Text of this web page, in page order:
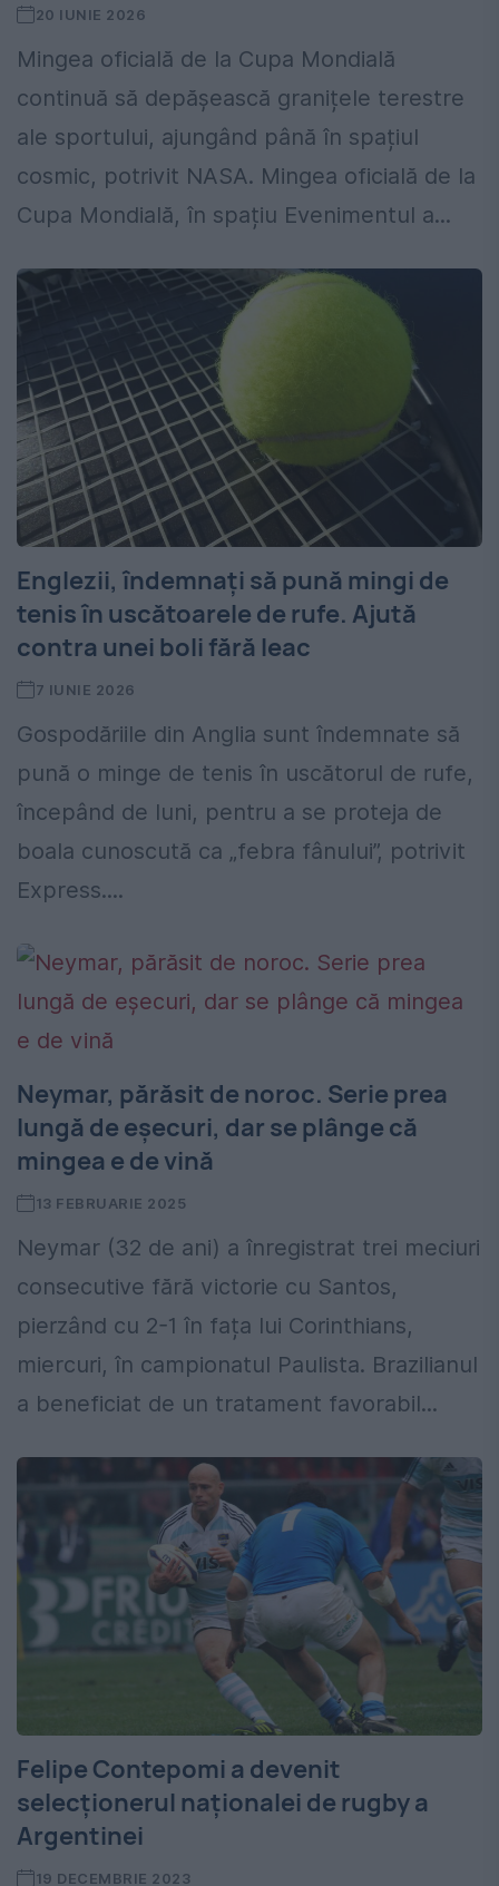
20 IUNIE 2026
Mingea oficială de la Cupa Mondială
continuă să depășească granițele terestre
ale sportului, ajungând până în spațiul
cosmic, potrivit NASA. Mingea oficială de la
Cupa Mondială, în spațiu Evenimentul a...
Englezii, îndemnați să pună mingi de
tenis în uscătoarele de rufe. Ajută
contra unei boli fără leac
7 IUNIE 2026
Gospodăriile din Anglia sunt îndemnate să
pună o minge de tenis în uscătorul de rufe,
începând de luni, pentru a se proteja de
boala cunoscută ca „febra fânului”, potrivit
Express....
Neymar, părăsit de noroc. Serie prea
lungă de eșecuri, dar se plânge că
mingea e de vină
13 FEBRUARIE 2025
Neymar (32 de ani) a înregistrat trei meciuri
consecutive fără victorie cu Santos,
pierzând cu 2-1 în fața lui Corinthians,
miercuri, în campionatul Paulista. Brazilianul
a beneficiat de un tratament favorabil...
Felipe Contepomi a devenit
selecționerul naționalei de rugby a
Argentinei
19 DECEMBRIE 2023